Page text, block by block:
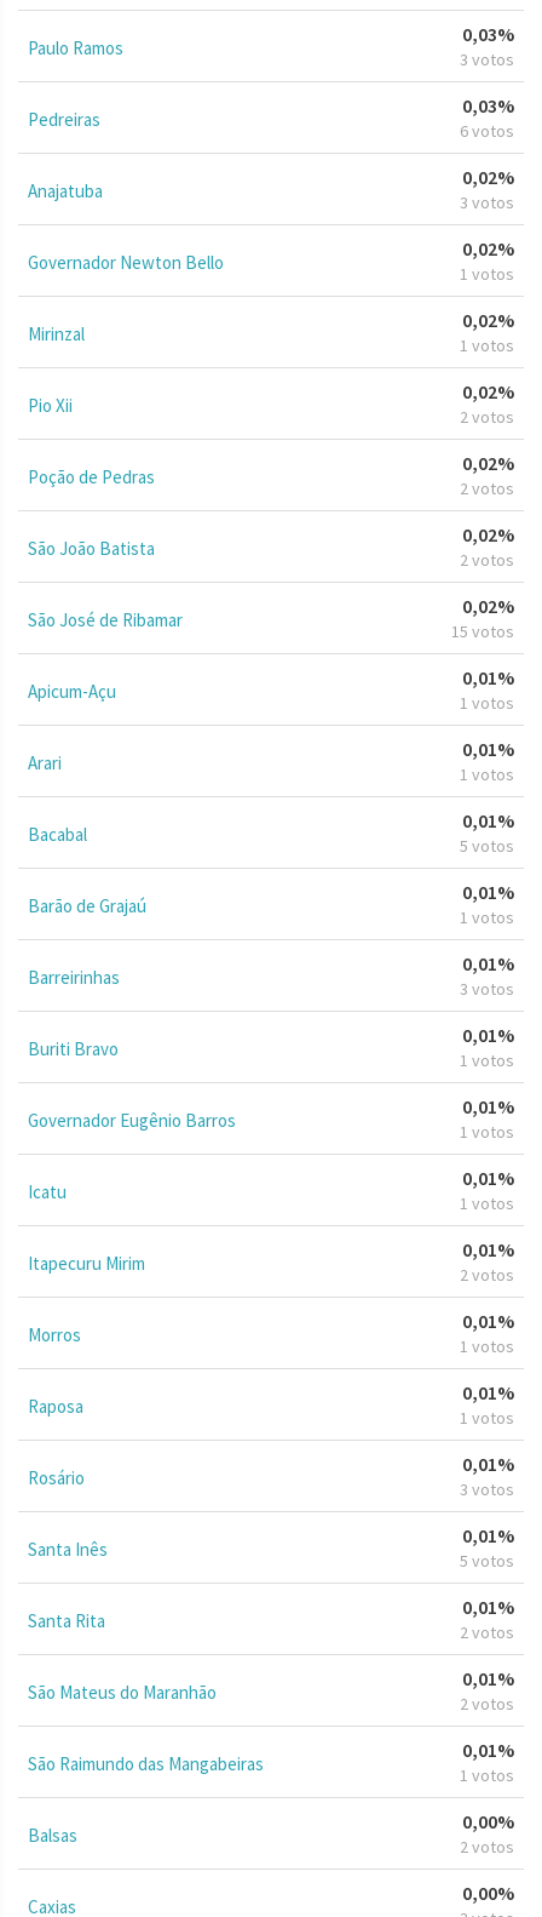
Paulo Ramos
0,03%
3 votos
Pedreiras
0,03%
6 votos
Anajatuba
0,02%
3 votos
Governador Newton Bello
0,02%
1 votos
Mirinzal
0,02%
1 votos
Pio Xii
0,02%
2 votos
Poção de Pedras
0,02%
2 votos
São João Batista
0,02%
2 votos
São José de Ribamar
0,02%
15 votos
Apicum-Açu
0,01%
1 votos
Arari
0,01%
1 votos
Bacabal
0,01%
5 votos
Barão de Grajaú
0,01%
1 votos
Barreirinhas
0,01%
3 votos
Buriti Bravo
0,01%
1 votos
Governador Eugênio Barros
0,01%
1 votos
Icatu
0,01%
1 votos
Itapecuru Mirim
0,01%
2 votos
Morros
0,01%
1 votos
Raposa
0,01%
1 votos
Rosário
0,01%
3 votos
Santa Inês
0,01%
5 votos
Santa Rita
0,01%
2 votos
São Mateus do Maranhão
0,01%
2 votos
São Raimundo das Mangabeiras
0,01%
1 votos
Balsas
0,00%
2 votos
Caxias
0,00%